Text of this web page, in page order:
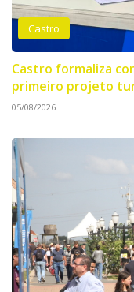
Castro
Castro formaliza
primeiro projeto
05/08/2026